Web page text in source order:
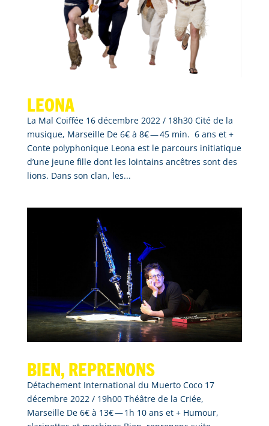
Leona
La Mal Coiffée 16 décembre 2022 / 18h30 Cité de la
musique, Marseille De 6€ à 8€ — 45 min. 6 ans et +
Conte polyphonique Leona est le parcours initiatique
d’une jeune fille dont les lointains ancêtres sont des
lions. Dans son clan, les...
Bien, reprenons
Détachement International du Muerto Coco 17
décembre 2022 / 19h00 Théâtre de la Criée,
Marseille De 6€ à 13€ — 1h 10 ans et + Humour,